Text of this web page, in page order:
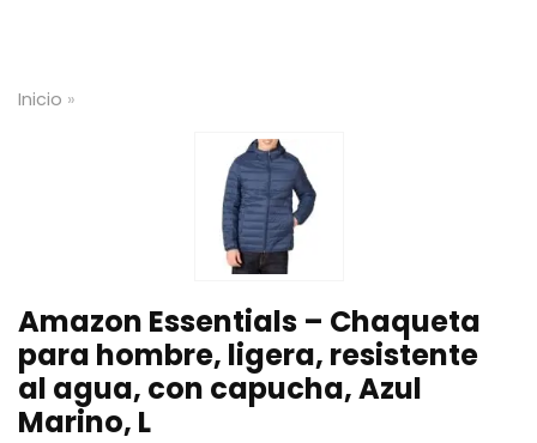
Inicio »
Amazon Essentials – Chaqueta
para hombre, ligera, resistente
al agua, con capucha, Azul
Marino, L